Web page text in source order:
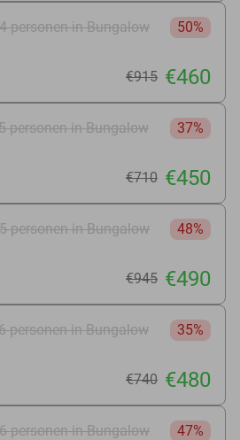
personen in Bungalow
50%
€915 €460
personen in Bungalow
37%
€710 €450
personen in Bungalow
48%
€945 €490
personen in Bungalow
35%
€740 €480
personen in Bungalow
47%